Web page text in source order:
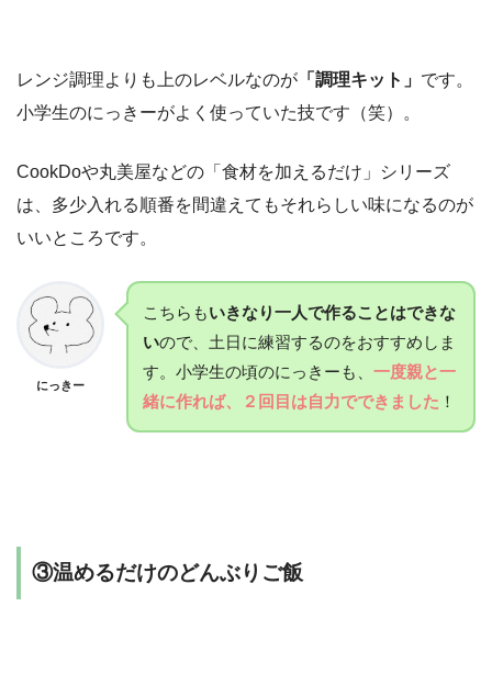
レンジ調理よりも上のレベルなのが 「調理キット」 です。
小学生のにっきーがよく使っていた技です（笑）。
CookDoや丸美屋などの「食材を加えるだけ」シリーズ
は、多少入れる順番を間違えてもそれらしい味になるのが
いいところです。
にっきー
こちらもいきなり一人で作ることはできな
いので、土日に練習するのをおすすめしま
す。小学生の頃のにっきーも、 一度親と一
緒に作れば、２回目は自力でできました ！
③温めるだけのどんぶりご飯